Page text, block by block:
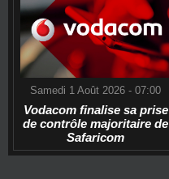
Samedi 1 Août 2026 - 07:00
Vodacom finalise sa prise
de contrôle majoritaire de
Safaricom